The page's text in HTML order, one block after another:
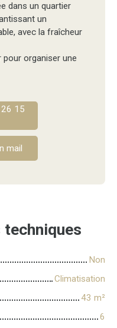
dans un quartier
un
avec la fraîcheur
organiser une
15
mail
techniques
Non
Climatisation
43 m²
6